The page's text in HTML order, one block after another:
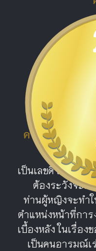
ความหมายผล
เป็นเลขดี เหมาะ
ต้องระวังจะเ
ท่านผู้หญิงจะทำ
ตำแหน่งหน้าที่กา
เบื้องหลัง ในเรื่อง
เป็นคนอารมณ์เ